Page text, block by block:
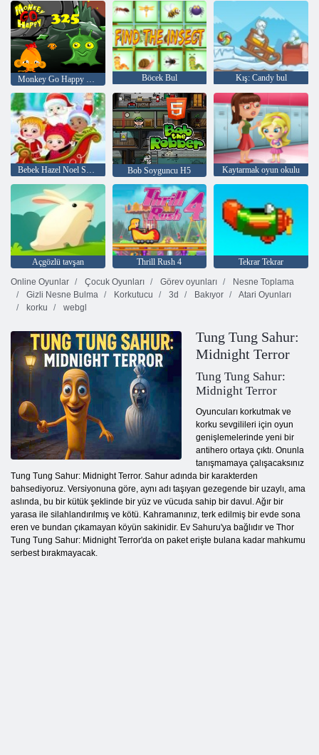
Böcek Bul Kış: Candy bul
Bebek Hazel Noel Sürpriz Bob Soyguncu H5 Kaytarmak oyun okulu
Açgözlü tavşan Thrill Rush 4
Tekrar Tekrar
Online Oyunlar
Çocuk Oyunları Görev oyunları
Nesne Toplama
Gizli Nesne Bulma
Korkutucu 3d Bakıyor
Atari Oyunları
korku
webgl
Tung Tung Sahur:
Midnight Terror
Tung Tung Sahur:
Midnight Terror
Oyuncuları korkutmak ve
korku sevgilileri için oyun
genişlemelerinde yeni bir
antihero ortaya çıktı. Onunla
tanışmamaya çalışacaksınız
Tung Tung Sahur: Midnight Terror. Sahur adında bir karakterden
bahsediyoruz. Versiyonuna göre, aynı adı taşıyan gezegende bir uzaylı, ama
aslında, bu bir kütük şeklinde bir yüz ve vücuda sahip bir davul. Ağır bir
yarasa ile silahlandırılmış ve kötü. Kahramanınız, terk edilmiş bir evde sona
eren ve bundan çıkamayan köyün sakinidir. Ev Sahuru'ya bağlıdır ve Thor
Tung Tung Sahur: Midnight Terror'da on paket erişte bulana kadar mahkumu
serbest bırakmayacak.